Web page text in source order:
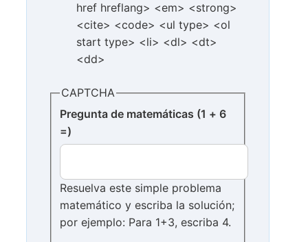
href hreflang> <em> <strong>
<cite> <code> <ul type> <ol
start type> <li> <dl> <dt>
<dd>
CAPTCHA
Pregunta de matemáticas (1 + 6
=)
Resuelva este simple problema
matemático y escriba la solución;
por ejemplo: Para 1+3, escriba 4.